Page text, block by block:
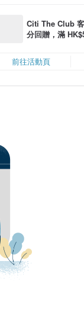
Citi The Club
分回贈，滿
前往活動頁